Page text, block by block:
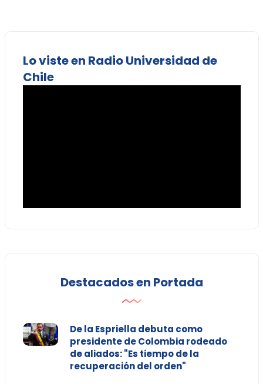
Lo viste en Radio Universidad de
Chile
Destacados en Portada
De la Espriella debuta como
presidente de Colombia rodeado
de aliados: "Es tiempo de la
recuperación del orden"